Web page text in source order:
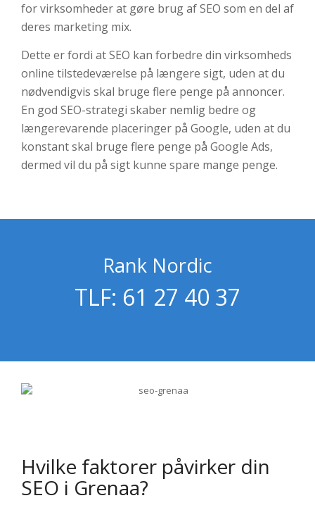
for virksomheder at gøre brug af SEO som en del af
deres marketing mix.
Dette er fordi at SEO kan forbedre din virksomheds
online tilstedeværelse på længere sigt, uden at du
nødvendigvis skal bruge flere penge på annoncer.
En god SEO-strategi skaber nemlig bedre og
længerevarende placeringer på Google, uden at du
konstant skal bruge flere penge på Google Ads,
dermed vil du på sigt kunne spare mange penge.
Rank Nordic
TLF: 61 27 40 37
Hvilke faktorer påvirker din
SEO i Grenaa?